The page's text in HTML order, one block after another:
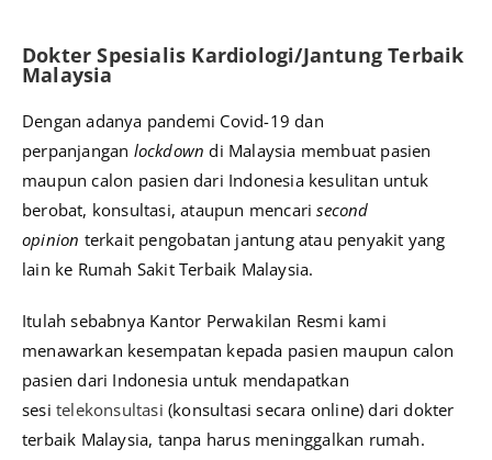
Dokter Spesialis Kardiologi/Jantung Terbaik
Malaysia
Dengan adanya pandemi Covid-19 dan
perpanjangan lockdowndi Malaysia membuat pasien
maupun calon pasien dari Indonesia kesulitan untuk
berobat, konsultasi, ataupun mencarisecond
opinion terkait pengobatan jantung atau penyakit yang
lain ke Rumah Sakit Terbaik Malaysia.
Itulah sebabnya Kantor Perwakilan Resmi kami
menawarkan kesempatan kepada pasien maupun calon
pasien dari Indonesia untuk mendapatkan
sesi telekonsultasi (konsultasi secara online) dari dokter
terbaik Malaysia, tanpa harus meninggalkan rumah.